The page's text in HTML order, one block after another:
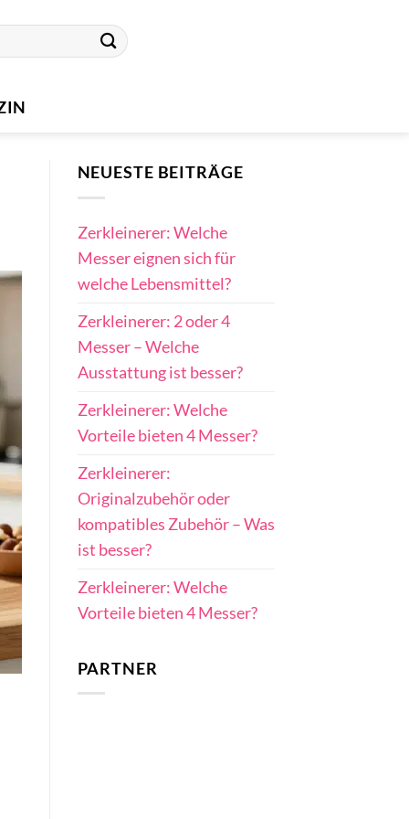
NEUESTE BEITRÄGE
Zerkleinerer: Welche
Messer eignen sich für
welche Lebensmittel?
Zerkleinerer: 2 oder 4
Messer – Welche
Ausstattung ist besser?
Zerkleinerer: Welche
Vorteile bieten 4 Messer?
Zerkleinerer:
Originalzubehör oder
kompatibles Zubehör – Was
ist besser?
Zerkleinerer: Welche
Vorteile bieten 4 Messer?
PARTNER